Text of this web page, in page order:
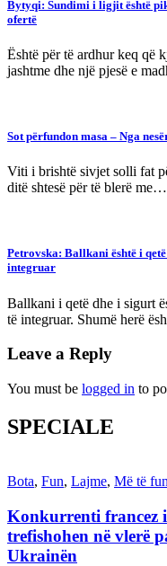
Bytyqi: Sundimi i ligjit është
ofertë
Është për të ardhur keq që
jashtme dhe një pjesë e
Sot përfundon masa – Nga
Viti i brishtë sivjet solli fat
ditë shtesë për të blerë me…
Petrovska: Ballkani është i
integruar
Ballkani i qetë dhe i sigurt
të integruar. Shumë herë
Leave a Reply
You must be logged in to
SPECIALE
Bota, Fun, Lajme, Më të
Konkurrenti francez
trefishohen në vlerë
Ukrainën